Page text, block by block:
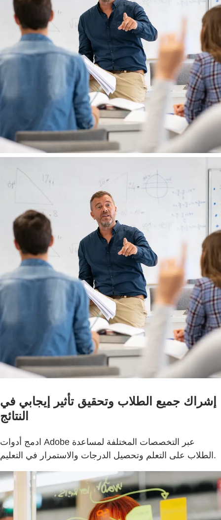
إشراك جميع الطلاب وتحقيق تأثير إيجابي في
النتائج
ادمج أدوات Adobe عبر التخصصات المختلفة لمساعدة
الطلاب على التعلم وتحصيل الدرجات والاستمرار في التعليم.